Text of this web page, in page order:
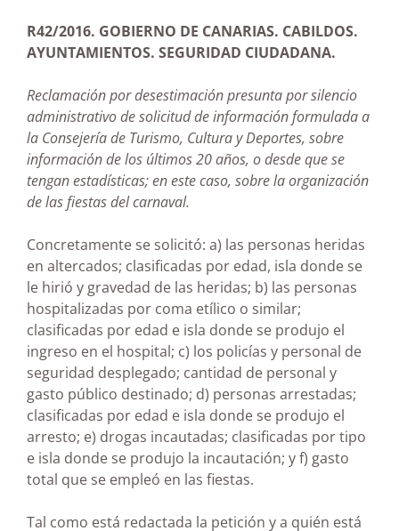
R42/2016. GOBIERNO DE CANARIAS. CABILDOS.
AYUNTAMIENTOS. SEGURIDAD CIUDADANA.
Reclamación por desestimación presunta por silencio
administrativo de solicitud de información formulada a
la Consejería de Turismo, Cultura y Deportes, sobre
información de los últimos 20 años, o desde que se
tengan estadísticas; en este caso, sobre la organización
de las fiestas del carnaval.
Concretamente se solicitó: a) las personas heridas
en altercados; clasificadas por edad, isla donde se
le hirió y gravedad de las heridas; b) las personas
hospitalizadas por coma etílico o similar;
clasificadas por edad e isla donde se produjo el
ingreso en el hospital; c) los policías y personal de
seguridad desplegado; cantidad de personal y
gasto público destinado; d) personas arrestadas;
clasificadas por edad e isla donde se produjo el
arresto; e) drogas incautadas; clasificadas por tipo
e isla donde se produjo la incautación; y f) gasto
total que se empleó en las fiestas.
Tal como está redactada la petición y a quién está